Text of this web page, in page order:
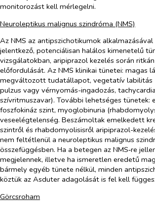
monitorozást kell mérlegelni.
Neuroleptikus malignus szindróma (NMS)
Az NMS az antipszichotikumok
jelentkező, potenciálisan halálos kimenetelű
vizsgálatokban, aripiprazol kezelés során
előfordulását. Az NMS klinikai tünetei: magas
megváltozott tudatállapot, vegetatív labilitás
pulzus vagy vérnyomás-ingadozás,
szívritmuszavar). További lehetséges tünetek:
foszfokináz szint, myoglobinuria
veseelégtelenség. Beszámoltak emelkedett
szintről és rhabdomyolisisről aripiprazol-
nem feltétlenül a neuroleptikus malignus
összefüggésben. Ha a betegen az NMS‑re
megjelennek, illetve ha ismeretlen eredetű
bármely egyéb tünete nélkül, minden
köztük az Asduter adagolását is fel kell
Görcsroham